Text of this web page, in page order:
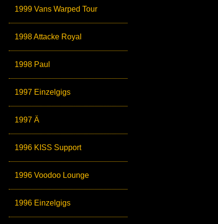
1999 Vans Warped Tour
1998 Attacke Royal
1998 Paul
1997 Einzelgigs
1997 Ä
1996 KISS Support
1996 Voodoo Lounge
1996 Einzelgigs